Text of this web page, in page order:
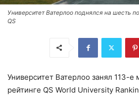
Университет Ватерлоо поднялся на шесть
QS
Университет Ватерлоо занял 113-
рейтинге QS World University